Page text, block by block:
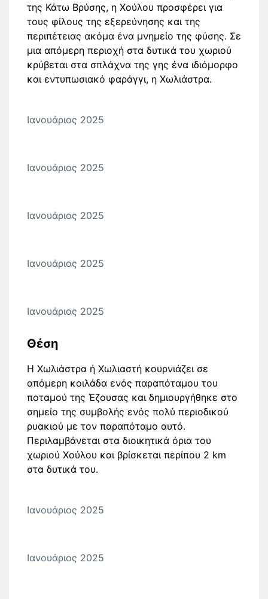
της Κάτω Βρύσης, η Χούλου προσφέρει για
τους φίλους της εξερεύνησης και της
περιπέτειας ακόμα ένα μνημείο της φύσης. Σε
μια απόμερη περιοχή στα δυτικά του χωριού
κρύβεται στα σπλάχνα της γης ένα ιδιόμορφο
και εντυπωσιακό φαράγγι, η Χωλιάστρα.
Ιανουάριος 2025
Ιανουάριος 2025
Ιανουάριος 2025
Ιανουάριος 2025
Ιανουάριος 2025
Θέση
Η Χωλιάστρα ή Χωλιαστή κουρνιάζει σε
απόμερη κοιλάδα ενός παραπόταμου του
ποταμού της Έζουσας και δημιουργήθηκε στο
σημείο της συμβολής ενός πολύ περιοδικού
ρυακιού με τον παραπόταμο αυτό.
Περιλαμβάνεται στα διοικητικά όρια του
χωριού Χούλου και βρίσκεται περίπου 2 km
στα δυτικά του.
Ιανουάριος 2025
Ιανουάριος 2025